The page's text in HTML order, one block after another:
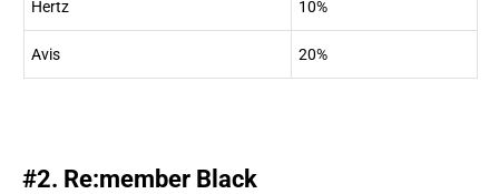
Hertz 10%
Avis 20%
#2. Re:member Black